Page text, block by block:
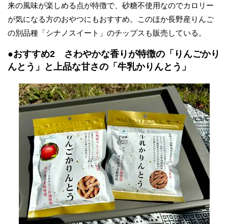
来の風味が楽しめる点が特徴で、砂糖不使用なのでカロリー
が気になる方のおやつにもおすすめ。このほか長野産りんご
の別品種「シナノスイート」のチップスも販売している。
●おすすめ2 さわやかな香りが特徴の「りんごかり
んとう」と上品な甘さの「牛乳かりんとう」